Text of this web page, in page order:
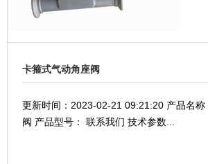
卡箍式气动角座阀
更新时间：2023-02-21 09:21:20 产品名称
阀 产品型号： 联系我们 技术参数...